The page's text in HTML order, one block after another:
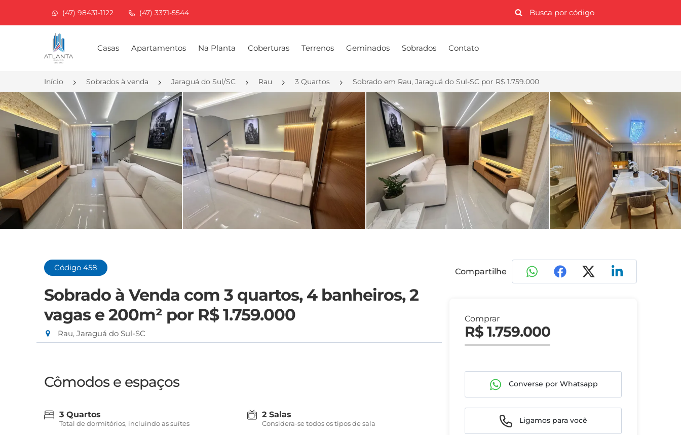
(47) 98431-1122 (47) 3371-5544
Página inicial
Casas Apartamentos Na Planta Coberturas Terrenos Geminados Sobrados Contato
Início Sobrados à venda Jaraguá do Sul/SC Rau 3 Quartos Sobrado em Rau, Jaraguá do Sul-SC por R$ 1.759.000
< >
Código 458
Sobrado à Venda com 3 quartos, 4 banheiros, 2
vagas e 200m² por R$ 1.759.000
Rau, Jaraguá do Sul-SC
Cômodos e espaços
3 Quartos
Total de dormitórios, incluindo as suítes
2 Salas
Considera-se todos os tipos de sala
Compartilhe
Comprar
R$ 1.759.000
Converse por Whatsapp
Ligamos para você